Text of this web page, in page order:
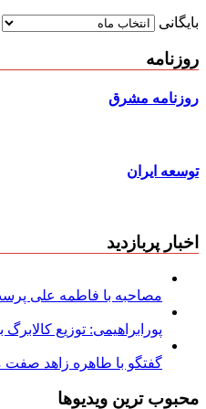
بایگانی
روزنامه
روزنامه مشرق
توسعه ایران
اخبار پربازدید
مصاحبه با فاطمه علی
پورابراهیمی: توزیع
گفتگو با طاهره زاهد صفت
محبوب ترین ویدیوها